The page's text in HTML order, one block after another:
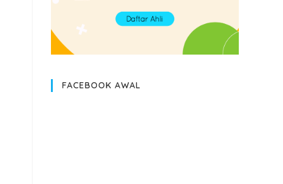
FACEBOOK AWAL